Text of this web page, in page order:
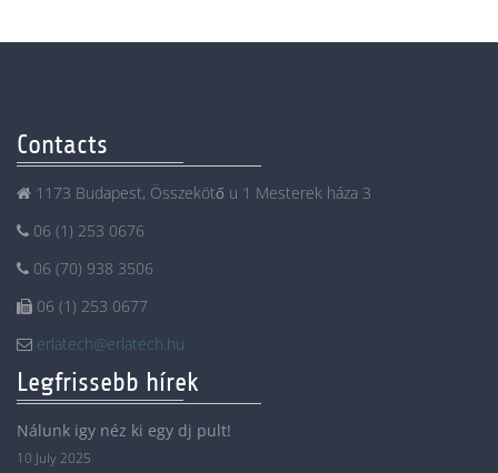
Contacts
1173 Budapest, Összekötő u 1 Mesterek háza 3
06 (1) 253 0676
06 (70) 938 3506
06 (1) 253 0677
erlatech@erlatech.hu
Legfrissebb hírek
Nálunk igy néz ki egy dj pult!
10 July 2025